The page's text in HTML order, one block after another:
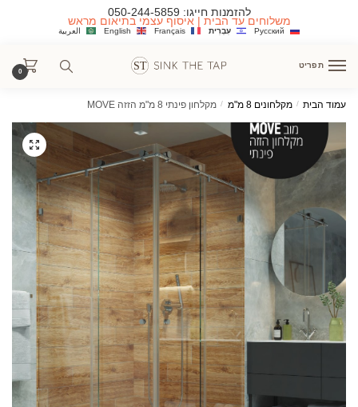
להזמנות חייגו: 050-244-5859
משלוחים עד הבית | איסוף עצמי בתיאום מראש
العربية English Français עִבְרִית Русский
תפריט
0
עמוד הבית / מקלחונים 8 מ"מ / מקלחון פינתי 8 מ"מ הזזה MOVE